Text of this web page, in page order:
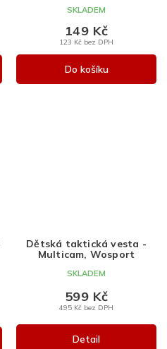
SKLADEM
123 Kč bez DPH
149 Kč
Do košíku
Dětská taktická vesta -
Multicam, Wosport
SKLADEM
495 Kč bez DPH
599 Kč
Detail